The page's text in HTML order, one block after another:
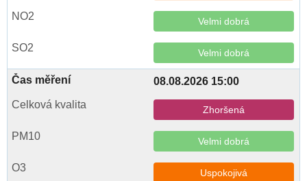
Velmi dobrá
Velmi dobrá
08.08.2026 15:00
Zhoršená
Velmi dobrá
Uspokojivá